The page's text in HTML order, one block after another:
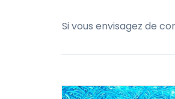
Si vous envisagez de